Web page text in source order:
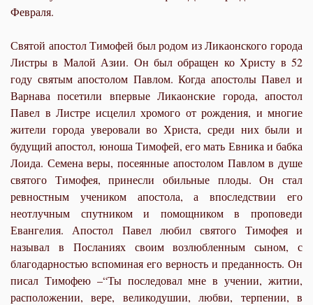
Февраля.
Святой апостол Тимофей был родом из Ликаонского города
Листры в Малой Азии. Он был обращен ко Христу в 52
году святым апостолом Павлом. Когда апостолы Павел и
Варнава посетили впервые Ликаонские города, апостол
Павел в Листре исцелил хромого от рождения, и многие
жители города уверовали во Христа, среди них были и
будущий апостол, юноша Тимофей, его мать Евника и бабка
Лоида. Семена веры, посеянные апостолом Павлом в душе
святого Тимофея, принесли обильные плоды. Он стал
ревностным учеником апостола, а впоследствии его
неотлучным спутником и помощником в проповеди
Евангелия. Апостол Павел любил святого Тимофея и
называл в Посланиях своим возлюбленным сыном, с
благодарностью вспоминая его верность и преданность. Он
писал Тимофею –“Ты последовал мне в учении, житии,
расположении, вере, великодушии, любви, терпении, в